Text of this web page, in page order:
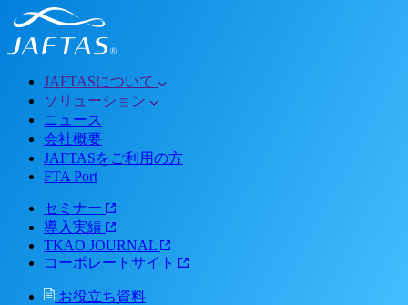
JAFTASについて
ソリューション
ニュース
会社概要
JAFTASをご利用の方
FTA Port
セミナー
導入実績
TKAO JOURNAL
コーポレートサイト
お役立ち資料